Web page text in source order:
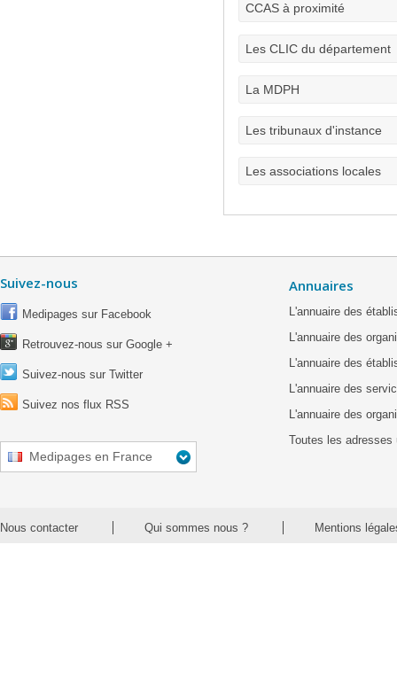
CCAS à proximité
Les CLIC du département
La MDPH
Les tribunaux d'instance
Les associations locales
Suivez-nous
Medipages sur Facebook
Retrouvez-nous sur Google +
Suivez-nous sur Twitter
Suivez nos flux RSS
Medipages en France
Annuaires
L'annuaire des
L'annuaire des
L'annuaire des
L'annuaire des
L'annuaire des
Toutes les adresses
Nous contacter Qui sommes nous ? Mentions